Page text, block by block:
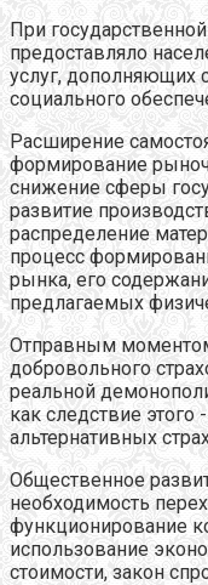
При
предоставляло
услуг, дополняющих
социального
Расширение
формирование
снижение сферы
развитие
распределение
процесс
рынка, его
предлагаемых
Отправным
добровольного
реальной
как следствие этого
альтернативных
Общественное
необходимость
функционирование
использование
стоимости, закон